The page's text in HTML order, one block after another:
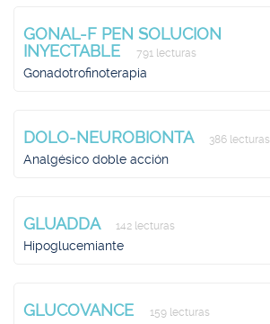
GONAL-F PEN SOLUCION
INYECTABLE
791 lecturas
Gonadotrofinoterapia
DOLO-NEUROBIONTA 386 lecturas
Analgésico doble acción
GLUADDA 142 lecturas
Hipoglucemiante
GLUCOVANCE 159 lecturas